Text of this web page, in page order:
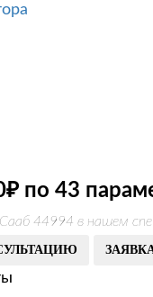
по 43
44994 в нашем